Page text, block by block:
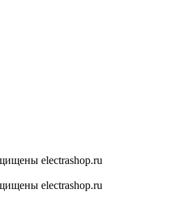
electrashop.ru
electrashop.ru